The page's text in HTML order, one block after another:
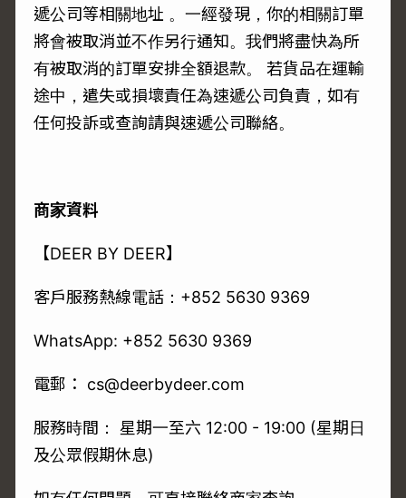
遞公司等相關地址 。一經發現，你的相關訂單
將會被取消並不作另行通知。我們將盡快為所
有被取消的訂單安排全額退款。 若貨品在運輸
途中，遣失或損壞責任為速遞公司負責，如有
任何投訴或查詢請與速遞公司聯絡。
商家資料
【DEER BY DEER】
客戶服務熱線電話：+852 5630 9369
WhatsApp: +852 5630 9369
電郵： cs@deerbydeer.com
服務時間： 星期一至六 12:00 - 19:00 (星期日
及公眾假期休息)